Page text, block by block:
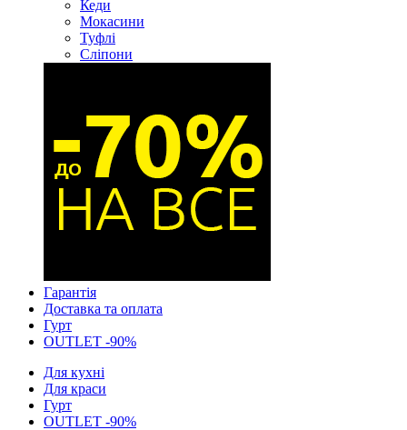
Кеди
Мокасини
Туфлі
Сліпони
Гарантія
Доставка та оплата
Гурт
OUTLET -90%
Для кухні
Для краси
Гурт
OUTLET -90%